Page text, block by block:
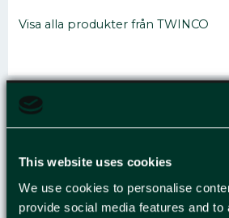
This website uses cookies
We use cookies to personalise
provide social media features and to
Visa alla produkter från TWINCO
STEGPALL
Stegpallen Twinco Twin Lift
motståndskraftig design lämpar